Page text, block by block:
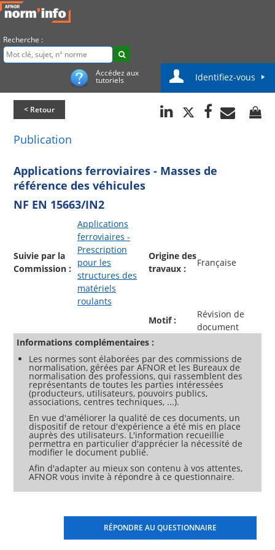
Recherche :
Accédez aux
tutoriels Identifiez-vous
< Retour
Publication
Applications ferroviaires - Masses de
référence des véhicules
NF EN 15663/IN2
Suivie par la
Commission :
Applications
ferroviaires -
Prescription
pour les
structures des
matériels
roulants
Origine des
travaux :
Française
Motif :
Révision de
document
Informations complémentaires :
Les normes sont élaborées par des commissions de
normalisation, gérées par AFNOR et les Bureaux de
normalisation des professions, qui rassemblent des
représentants de toutes les parties intéressées
(producteurs, utilisateurs, pouvoirs publics,
associations, centres techniques, ...).
En vue d'améliorer la qualité de ces documents, un
dispositif de retour d'expérience a été mis en place
auprès des utilisateurs. L'information recueillie
permettra en particulier d'apprécier la nécessité de
modifier le document publié.
Afin d'adapter au mieux son contenu à vos attentes,
AFNOR vous invite à répondre à ce questionnaire.
RÉPONDRE AU QUESTIONNAIRE